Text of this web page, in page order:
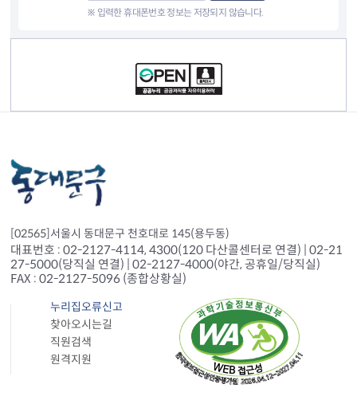
※ 입력한 휴대폰번호 정보는 저장되지 않습니다.
[02565]서울시 동대문구 천호대로 145(용두동)
대표번호 : 02-2127-4114, 4300(120 다산콜센터로 연결) | 02-21
27-5000(당직실 연결) | 02-2127-4000(야간, 공휴일/당직실)
FAX : 02-2127-5096 (종합상황실)
누리집오류신고
찾아오시는길
직원검색
원격지원